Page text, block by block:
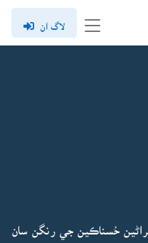
لاگ ان
حُسناڪين جي رنگن سان